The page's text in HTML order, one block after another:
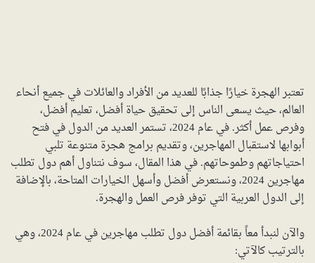
تعتبر الهجرة خيارًا جذابًا للعديد من الأفراد والعائلات في جميع أنحاء
العالم، حيث يسعى الناس إلى تحقيق حياة أفضل، تعليم أفضل،
وفرص عمل أكثر. في عام 2024، تستمر العديد من الدول في فتح
أبوابها لاستقبال المهاجرين، وتقديم برامج هجرة متنوعة تلبي
احتياجاتهم وطموحاتهم. في هذا المقال، سوف نتناول أهم دول تطلب
مهاجرين 2024، ونستعرض أفضل وأسهل الخيارات المتاحة، بالإضافة
إلى الدول العربية التي توفر فرص العمل والهجرة.
والآن لنبدأ معاً بقائمة أفضل دول تطلب مهاجرين في عام 2024، وهي
بالترتيب كالآتي: